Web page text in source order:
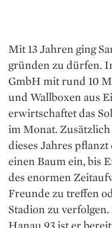
Mit 13 Jahren ging
gründen zu dürfen.
GmbH mit rund 10
und Wallboxen aus
erwirtschaftet das
im Monat.
dieses Jahres
einen Baum ein, bis
des enormen
Freunde zu treffen
Stadion zu
Hanau 93 ist er